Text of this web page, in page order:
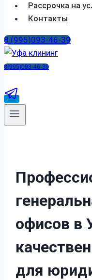
Рассрочка на
Контакты
8 (995)093-46-39
8(995)093-46-39
офисов в
для